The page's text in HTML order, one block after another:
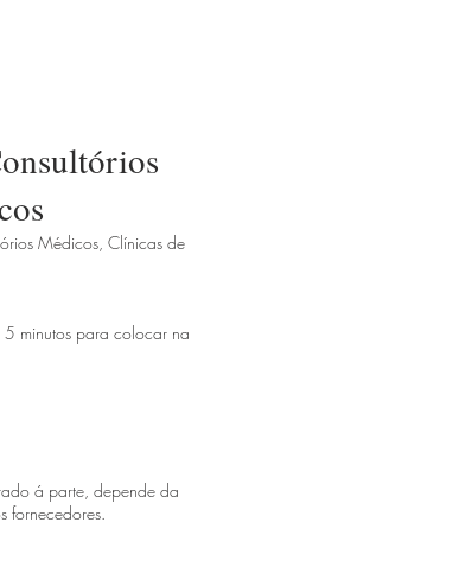
Médicos, Clínicas de
minutos para colocar na
á parte, depende da
fornecedores.